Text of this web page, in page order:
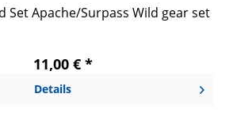
Set Apache/Surpass Wild gear set
11,00 € *
Details